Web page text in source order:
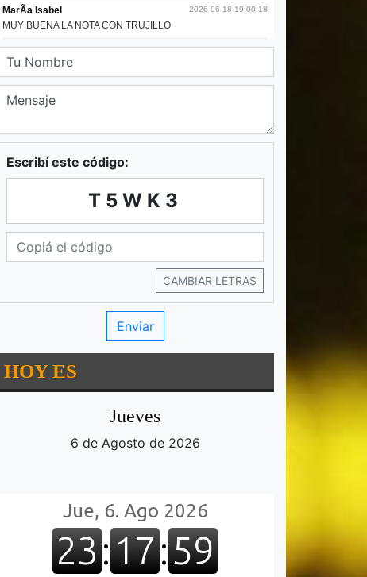
Escribí este código:
T5WK3
CAMBIAR LETRAS
HOY ES
Jueves
6 de Agosto de 2026